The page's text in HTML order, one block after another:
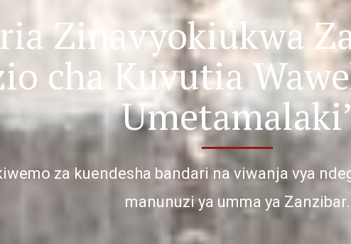
Zinavyokiukwa
cha Kuvutia
za kuendesha bandari na viwanja vya
manunuzi ya umma ya Zanzibar.